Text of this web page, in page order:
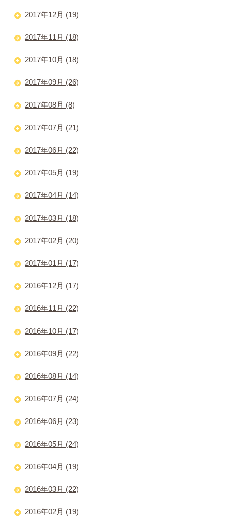
2017年12月 (19)
2017年11月 (18)
2017年10月 (18)
2017年09月 (26)
2017年08月 (8)
2017年07月 (21)
2017年06月 (22)
2017年05月 (19)
2017年04月 (14)
2017年03月 (18)
2017年02月 (20)
2017年01月 (17)
2016年12月 (17)
2016年11月 (22)
2016年10月 (17)
2016年09月 (22)
2016年08月 (14)
2016年07月 (24)
2016年06月 (23)
2016年05月 (24)
2016年04月 (19)
2016年03月 (22)
2016年02月 (19)